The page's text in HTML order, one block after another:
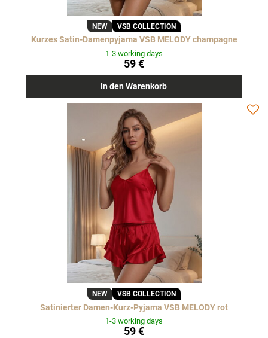
NEW VSB COLLECTION
Kurzes Satin-Damenpyjama VSB MELODY champagne
1-3 working days
59 €
In den Warenkorb
NEW VSB COLLECTION
Satinierter Damen-Kurz-Pyjama VSB MELODY rot
1-3 working days
59 €